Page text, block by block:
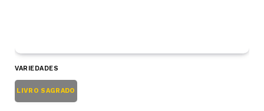
VARIEDADES
LIVRO SAGRADO